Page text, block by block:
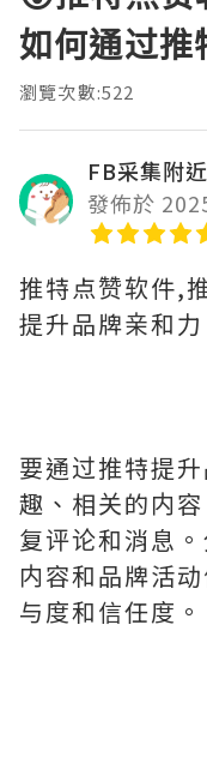
如何通过推
瀏覽次數:522
FB采集附
發佈於
推特点赞软件,
提升品牌亲和力
要通过推特提
趣、相关的内
复评论和消息
内容和品牌活
与度和信任度。